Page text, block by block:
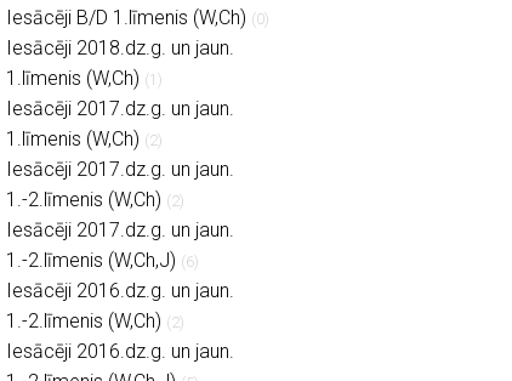
Iesācēji B/D 1.līmenis (W,Ch) (0)
Iesācēji 2018.dz.g. un jaun.
1.līmenis (W,Ch) (1)
Iesācēji 2017.dz.g. un jaun.
1.līmenis (W,Ch) (2)
Iesācēji 2017.dz.g. un jaun.
1.-2.līmenis (W,Ch) (2)
Iesācēji 2017.dz.g. un jaun.
1.-2.līmenis (W,Ch,J) (6)
Iesācēji 2016.dz.g. un jaun.
1.-2.līmenis (W,Ch) (2)
Iesācēji 2016.dz.g. un jaun.